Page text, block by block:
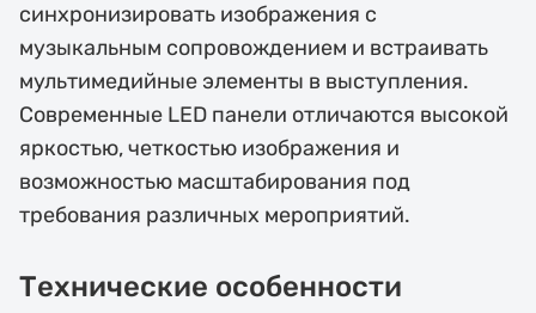
синхронизировать изображения с
музыкальным сопровождением и встраивать
мультимедийные элементы в выступления.
Современные LED панели отличаются высокой
яркостью, четкостью изображения и
возможностью масштабирования под
требования различных мероприятий.
Технические особенности